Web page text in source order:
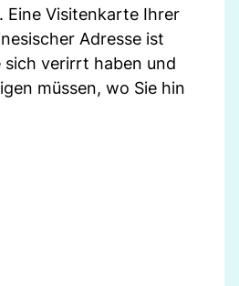
Eine Visitenkarte Ihrer
Adresse ist
sich verirrt haben und
müssen, wo Sie hin